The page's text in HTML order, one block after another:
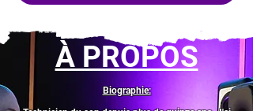
​À PROPOS
Biographie: